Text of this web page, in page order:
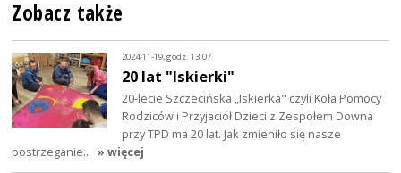
Zobacz także
2024-11-19, godz. 13:07
20 lat "Iskierki"
20-lecie Szczecińska „Iskierka" czyli Koła Pomocy
Rodziców i Przyjaciół Dzieci z Zespołem Downa
przy TPD ma 20 lat. Jak zmieniło się nasze
postrzeganie… » więcej